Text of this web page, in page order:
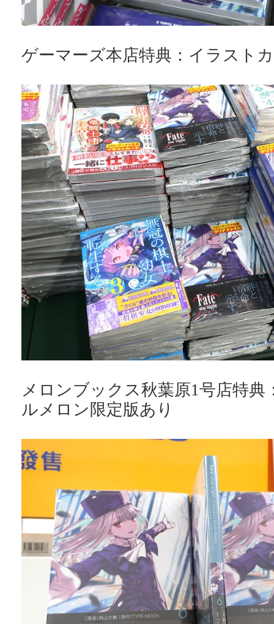
ゲーマーズ本店特典：イラスト
メロンブックス秋葉原1号店特典
ルメロン限定版あり